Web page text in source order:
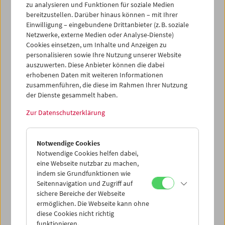
den eigenen Blick zu sensibilisieren und davon
ausgehend, Strategien der Vermittlung zu entwerfen.
Fragen zur Filmwahrnehmung wird in der schulischen
Filmvermittlung wenig Beachtung geschenkt. Was bei
einer Kinovorstellung passiert (sowohl in der Projektion
wie auch mit den Menschen im Saal), dass ein Film
zunächst eine zutiefst persönliche Erfahrung ist, die auch
Unsicherheiten zulässt, wird nicht selten übergangen, um
über den Film gewisse Inhalte zu transportieren, die Teil
des Lehrplans sind. So bleiben Filme nur Zuspieler für zu
Herangehensweisen erschöpfen sich in formalen
Analysen (Kameraeinstellungen, Schnittfolgen, ...).
Die Summer School des Filmmuseums versucht, Zugänge
für die Film-Wahrnehmung und den Film-Einsatz
vorzuschlagen, bei denen das Erlernen von
filmanalytischen Begriffen zweitrangig ist; bei denen die
persönliche Erfahrung und Auseinandersetzung mit dem
Bewegt-Bild den Grundstein für eine offene
zu analysieren und Funktionen für soziale Medien
bereitzustellen. Darüber hinaus können – mit Ihrer
Einwilligung – eingebundene Drittanbieter (z. B. soziale
Netzwerke, externe Medien oder Analyse-Dienste)
Cookies einsetzen, um Inhalte und Anzeigen zu
personalisieren sowie Ihre Nutzung unserer Website
auszuwerten. Diese Anbieter können die dabei
erhobenen Daten mit weiteren Informationen
zusammenführen, die diese im Rahmen Ihrer Nutzung
der Dienste gesammelt haben.
Zur Datenschutzerklärung
Notwendige Cookies
Notwendige Cookies helfen dabei,
eine Webseite nutzbar zu machen,
indem sie Grundfunktionen wie
Seitennavigation und Zugriff auf
sichere Bereiche der Webseite
ermöglichen. Die Webseite kann ohne
diese Cookies nicht richtig